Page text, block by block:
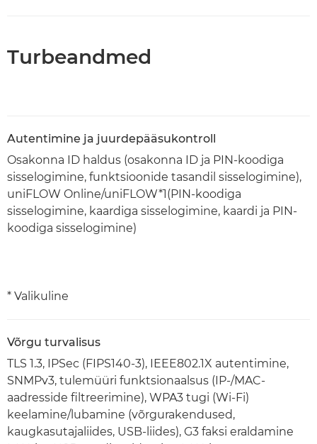
Turbeandmed
Autentimine ja juurdepääsukontroll
Osakonna ID haldus (osakonna ID ja PIN-koodiga
sisselogimine, funktsioonide tasandil sisselogimine),
uniFLOW Online/uniFLOW*1(PIN-koodiga
sisselogimine, kaardiga sisselogimine, kaardi ja PIN-
koodiga sisselogimine)
* Valikuline
Võrgu turvalisus
TLS 1.3, IPSec (FIPS140-3), IEEE802.1X autentimine,
SNMPv3, tulemüüri funktsionaalsus (IP-/MAC-
aadresside filtreerimine), WPA3 tugi (Wi-Fi)
keelamine/lubamine (võrgurakendused,
kaugkasutajaliides, USB-liides), G3 faksi eraldamine